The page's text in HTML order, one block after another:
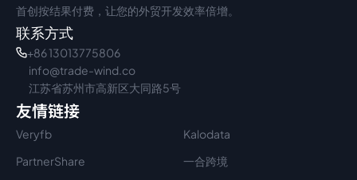
首创按结果付费，让您的外贸开发效率倍增。
联系方式
+86 13013775806
info@trade-wind.co
江苏省苏州市高新区大同路5号
友情链接
Veryfb
Kalodata
PartnerShare
一合跨境